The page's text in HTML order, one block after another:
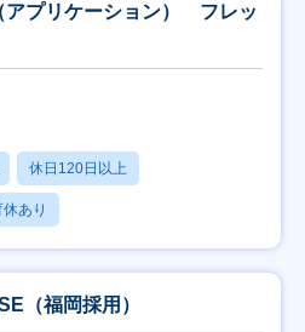
アプリケーション） フレッ
休日120日以上
あり
（福岡採用）